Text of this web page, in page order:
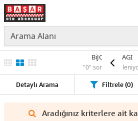
BiJON KAPAGI
"0" sonuç
Detaylı Arama Filtrele (0)
Aradığınız kriterlere ait